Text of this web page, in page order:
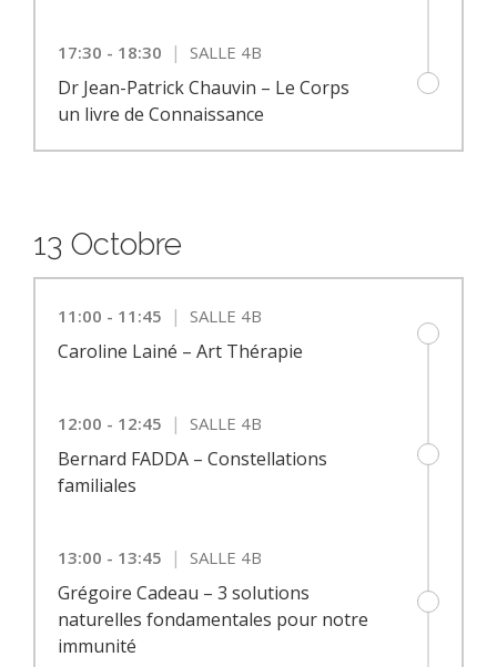
17:30 - 18:30 | SALLE 4B
Dr Jean-Patrick Chauvin – Le Corps
un livre de Connaissance
13 Octobre
11:00 - 11:45 | SALLE 4B
Caroline Lainé – Art Thérapie
12:00 - 12:45 | SALLE 4B
Bernard FADDA – Constellations
familiales
13:00 - 13:45 | SALLE 4B
Grégoire Cadeau – 3 solutions
naturelles fondamentales pour notre
immunité